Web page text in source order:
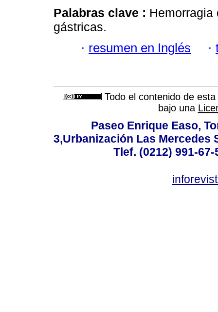
Palabras clave :
gástricas.
· resumen en Inglés ·
Todo el contenido de
bajo una
Paseo Enrique Easo,
3,Urbanización Las Mercedes
Tlef. (0212) 991-